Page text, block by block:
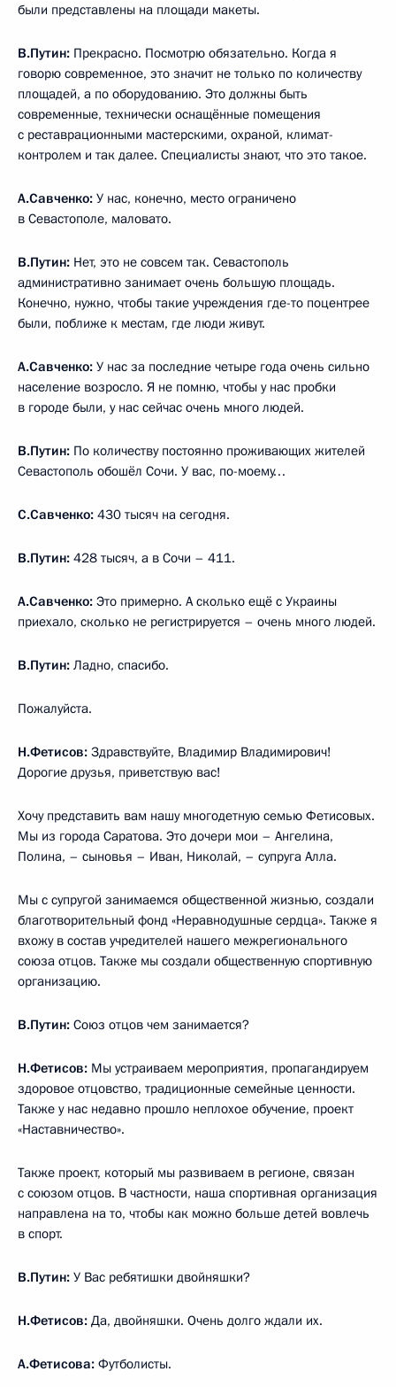
были представлены на площади макеты.
В.Путин: Прекрасно. Посмотрю обязательно. Когда я
говорю современное, это значит не только по количеству
площадей, а по оборудованию. Это должны быть
современные, технически оснащённые помещения
с реставрационными мастерскими, охраной, климат-
контролем и так далее. Специалисты знают, что это такое.
А.Савченко: У нас, конечно, место ограничено
в Севастополе, маловато.
В.Путин: Нет, это не совсем так. Севастополь
административно занимает очень большую площадь.
Конечно, нужно, чтобы такие учреждения где-то поцентрее
были, поближе к местам, где люди живут.
А.Савченко: У нас за последние четыре года очень сильно
население возросло. Я не помню, чтобы у нас пробки
в городе были, у нас сейчас очень много людей.
В.Путин: По количеству постоянно проживающих жителей
Севастополь обошёл Сочи. У вас, по-моему…
С.Савченко: 430 тысяч на сегодня.
В.Путин: 428 тысяч, а в Сочи – 411.
А.Савченко: Это примерно. А сколько ещё с Украины
приехало, сколько не регистрируется – очень много людей.
В.Путин: Ладно, спасибо.
Пожалуйста.
Н.Фетисов: Здравствуйте, Владимир Владимирович!
Дорогие друзья, приветствую вас!
Хочу представить вам нашу многодетную семью Фетисовых.
Мы из города Саратова. Это дочери мои – Ангелина,
Полина, – сыновья – Иван, Николай, – супруга Алла.
Мы с супругой занимаемся общественной жизнью, создали
благотворительный фонд «Неравнодушные сердца». Также я
вхожу в состав учредителей нашего межрегионального
союза отцов. Также мы создали общественную спортивную
организацию.
В.Путин: Союз отцов чем занимается?
Н.Фетисов: Мы устраиваем мероприятия, пропагандируем
здоровое отцовство, традиционные семейные ценности.
Также у нас недавно прошло неплохое обучение, проект
«Наставничество».
Также проект, который мы развиваем в регионе, связан
с союзом отцов. В частности, наша спортивная организация
направлена на то, чтобы как можно больше детей вовлечь
в спорт.
В.Путин: У Вас ребятишки двойняшки?
Н.Фетисов: Да, двойняшки. Очень долго ждали их.
А.Фетисова: Футболисты.